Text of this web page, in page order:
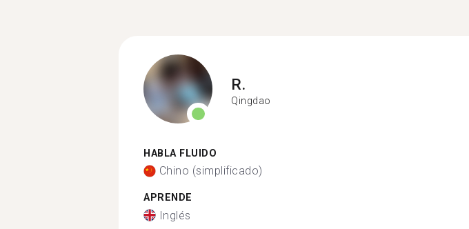
R.
Qingdao
HABLA FLUIDO
Chino (simplificado)
APRENDE
Inglés